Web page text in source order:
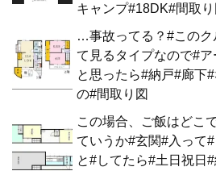
キャンプ#18DK#間取り
…事故ってる？#このク
て見るタイプなので#
と思ったら#納戸#廊下
の#間取り図
この場合、ご飯はどこ
ていうか#玄関#入って
と#してたら#土日祝日